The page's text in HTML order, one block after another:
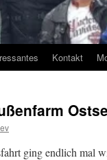
Kontakt
ging endlich mal